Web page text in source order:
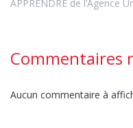
APPRENDRE de l’Agence
Commentaires
Aucun commentaire à